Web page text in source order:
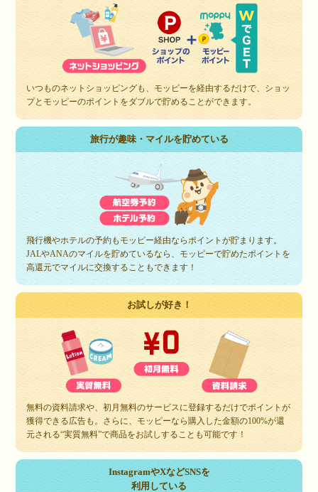
いつものネットショッピングも、モッピーを経由するだけで、ショッ
プとモッピーのポイントをダブルで貯めることができます。
旅行が趣味・マイルを貯めている
飛行機やホテルの予約もモッピー経由ならポイントが貯まります。
JALやANAのマイルを貯めているなら、モッピーで貯めたポイントを
高還元でマイルに交換することもできます！
お試しが好き！
無料の資料請求や、初月無料のサービスに登録するだけでポイントが
獲得できる広告も。さらに、モッピーなら購入した金額の100%が還
元される“実質無料”で商品をお試しすることも可能です！
InstagramやXなどSNSを
利用している